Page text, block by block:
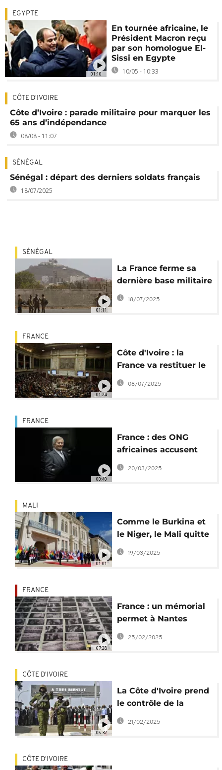
01:10
EGYPTE
En tournée africaine, le
Président Macron reçu
par son homologue El-
Sissi en Egypte
10/05 - 10:33
CÔTE D'IVOIRE
Côte d’Ivoire : parade militaire pour marquer les
65 ans d’indépendance
08/08 - 11:07
SÉNÉGAL
Sénégal : départ des derniers soldats français
18/07/2025
01:11
SÉNÉGAL
La France ferme sa
dernière base militaire
au Sénégal
18/07/2025
01:24
FRANCE
Côte d'Ivoire : la
France va restituer le
tambour parleur
"Djidji Ayôkwé"
08/07/2025
00:40
FRANCE
France : des ONG
africaines accusent
Bolloré de
blanchiment d'argent
20/03/2025
01:01
MALI
Comme le Burkina et
le Niger, le Mali quitte
l'Organisation de la
Francophonie
19/03/2025
67:28
FRANCE
France : un mémorial
permet à Nantes
d'assumer son passé
négrier
25/02/2025
06:32
CÔTE D'IVOIRE
La Côte d'Ivoire prend
le contrôle de la
dernière base militaire
21/02/2025
CÔTE D'IVOIRE